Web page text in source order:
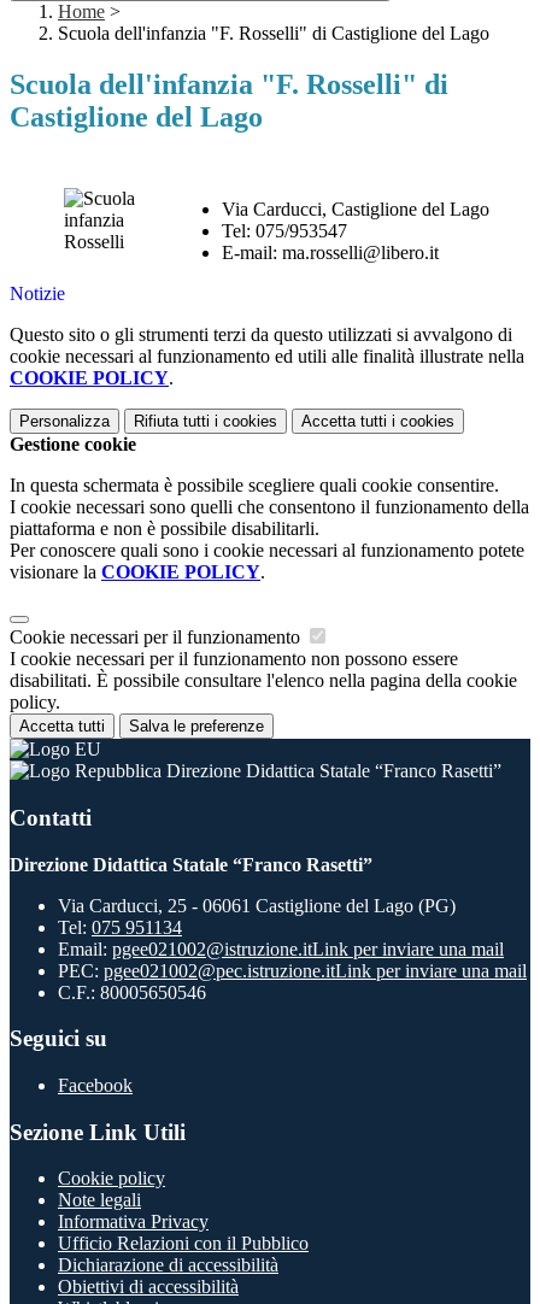
Home >
Scuola dell'infanzia "F. Rosselli" di Castiglione del Lago
Scuola dell'infanzia "F. Rosselli" di
Castiglione del Lago
Via Carducci, Castiglione del Lago
Tel: 075/953547
E-mail: ma.rosselli@libero.it
Notizie
Questo sito o gli strumenti terzi da questo utilizzati si avvalgono di
cookie necessari al funzionamento ed utili alle finalità illustrate nella
COOKIE POLICY.
Personalizza Rifiuta tutti i cookies Accetta tutti i cookies
Gestione cookie
In questa schermata è possibile scegliere quali cookie consentire.
I cookie necessari sono quelli che consentono il funzionamento della
piattaforma e non è possibile disabilitarli.
Per conoscere quali sono i cookie necessari al funzionamento potete
visionare la COOKIE POLICY.
Cookie necessari per il funzionamento
I cookie necessari per il funzionamento non possono essere
disabilitati. È possibile consultare l'elenco nella pagina della cookie
policy.
Accetta tutti Salva le preferenze
Direzione Didattica Statale “Franco Rasetti”
Contatti
Direzione Didattica Statale “Franco Rasetti”
Via Carducci, 25 - 06061 Castiglione del Lago (PG)
Tel: 075 951134
Email: pgee021002@istruzione.itLink per inviare una mail
PEC: pgee021002@pec.istruzione.itLink per inviare una mail
C.F.: 80005650546
Seguici su
Facebook
Sezione Link Utili
Cookie policy
Note legali
Informativa Privacy
Ufficio Relazioni con il Pubblico
Dichiarazione di accessibilità
Obiettivi di accessibilità